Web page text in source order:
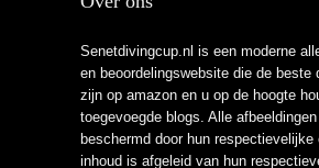
Senetdivingcup.nl is een moderne
en beoordelingswebsite die de beste
zijn op amazon en u op de hoogte
toegevoegde blogs. Alle
beschermd door hun
inhoud is afgeleid van hun